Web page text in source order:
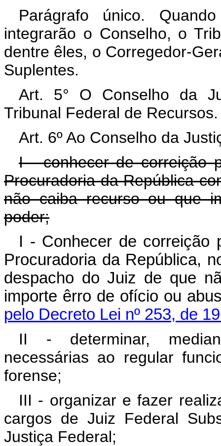
Parágrafo único.
integrarão o Conselho, o
dentre êles, o Corregedor-
Suplentes.
Art. 5° O Conselho da
Tribunal Federal de Recursos.
Art. 6º Ao Conselho da
I - conhecer de correição
Procuradoria da República
não caiba recurso ou que
poder;
I - Conhecer de correição
Procuradoria da República,
despacho do Juiz de que
importe êrro de ofício
pelo Decreto Lei nº 253, de
II - determinar,
necessárias ao regular
forense;
III - organizar e fazer
cargos de Juiz Federal
Justiça Federal;